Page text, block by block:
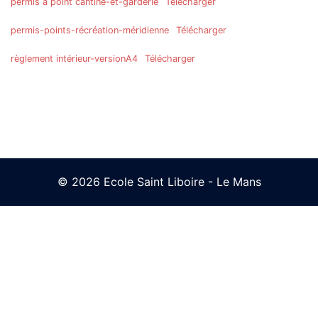
permis-points-récréation-méridienne Télécharger
règlement intérieur-versionA4 Télécharger
© 2026 Ecole Saint Liboire - Le Mans